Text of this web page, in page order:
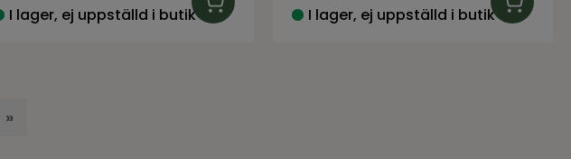
I lager, ej uppställd i butik
I lager, ej uppställd i butik
»